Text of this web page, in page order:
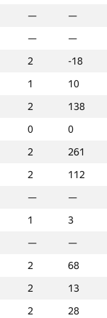
—
—
—
—
2
-18
1
10
2
138
0
0
2
261
2
112
—
—
1
3
—
—
2
68
2
13
2
28
0
2
0
1
—
—
—
—
—
—
—
—
—
—
—
0
1
—
0
1
—
—
—
—
—
—
—
—
—
—
2
-18
1
10
2
138
0
0
2
261
2
112
—
—
1
3
—
—
2
68
2
13
2
28
—
—
—
—
2
-18
1
10
2
138
0
0
2
261
2
112
—
—
1
3
—
—
2
68
2
13
2
28
0
2
0
1
—
—
—
—
—
—
—
—
—
—
—
0
1
—
0
1
—
—
—
—
—
—
—
—
—
—
2
-18
1
10
2
138
0
0
2
261
2
112
—
—
1
3
—
—
2
68
2
13
2
28